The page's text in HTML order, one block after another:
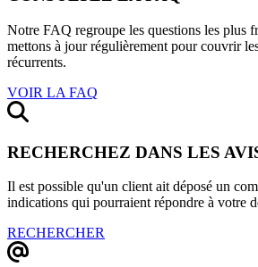
Notre FAQ regroupe les questions les plus
mettons à jour régulièrement pour couvrir
récurrents.
VOIR LA FAQ
RECHERCHEZ DANS LES
Il est possible qu'un client ait déposé un
indications qui pourraient répondre à votre
RECHERCHER